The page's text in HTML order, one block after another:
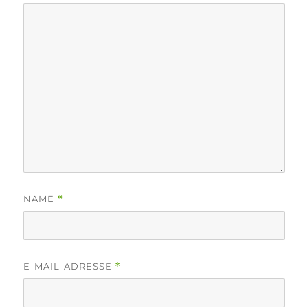
NAME *
E-MAIL-ADRESSE *